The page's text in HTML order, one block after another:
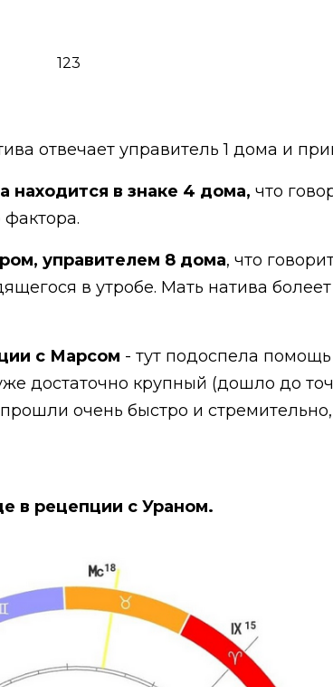
123
отвечает управитель 1 дома и
находится в знаке 4 дома, что
фактора.
управителем 8 дома, что
в утробе. Мать натива
с Марсом - тут подоспела
достаточно крупный (дошло до
очень быстро и
в рецепции с Ураном.